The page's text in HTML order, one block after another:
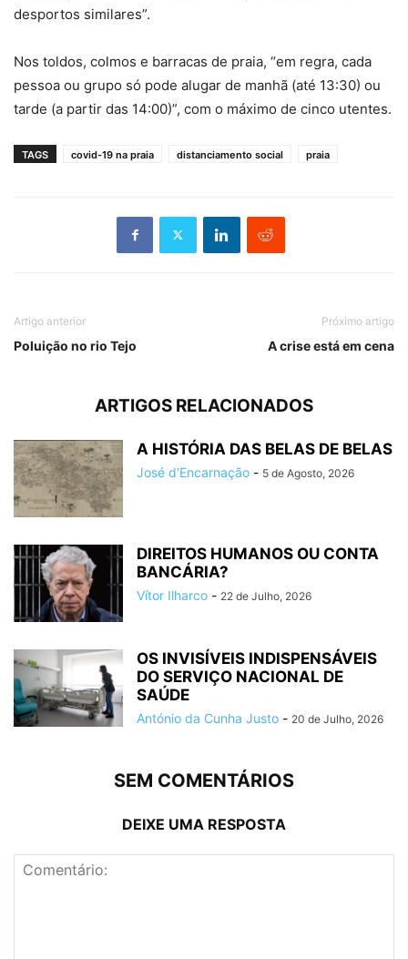
desportos similares”.
Nos toldos, colmos e barracas de praia, “em regra, cada
pessoa ou grupo só pode alugar de manhã (até 13:30) ou
tarde (a partir das 14:00)”, com o máximo de cinco utentes.
TAGS covid-19 na praia distanciamento social praia
Artigo anterior
Poluição no rio Tejo
Próximo artigo
A crise está em cena
ARTIGOS RELACIONADOS
A HISTÓRIA DAS BELAS DE BELAS
José d'Encarnação - 5 de Agosto, 2026
DIREITOS HUMANOS OU CONTA
BANCÁRIA?
Vítor Ilharco - 22 de Julho, 2026
OS INVISÍVEIS INDISPENSÁVEIS
DO SERVIÇO NACIONAL DE
SAÚDE
António da Cunha Justo - 20 de Julho, 2026
SEM COMENTÁRIOS
DEIXE UMA RESPOSTA